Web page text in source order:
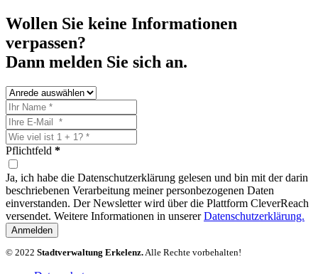
Wollen Sie keine Informationen
verpassen?
Dann melden Sie sich an.
Pflichtfeld *
Ja, ich habe die Datenschutzerklärung gelesen und bin mit der darin
beschriebenen Verarbeitung meiner personbezogenen Daten
einverstanden. Der Newsletter wird über die Plattform CleverReach
versendet. Weitere Informationen in unsererDatenschutzerklärung.
Anmelden
© 2022 Stadtverwaltung Erkelenz.Alle Rechte vorbehalten!